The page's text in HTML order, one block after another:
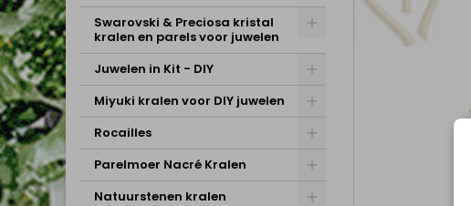
Swarovski & Preciosa kristal
kralen en parels voor juwelen
Juwelen in Kit - DIY
Miyuki kralen voor DIY juwelen
Rocailles
Parelmoer Nacré Kralen
Natuurstenen kralen